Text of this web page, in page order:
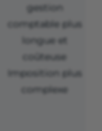
gestion
comptable plus
longue et
coûteuse
Imposition plus
complexe